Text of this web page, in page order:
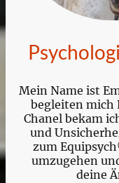
Mein Name ist
begleiten mich
Chanel bekam
und
zum
umzugehen
deine